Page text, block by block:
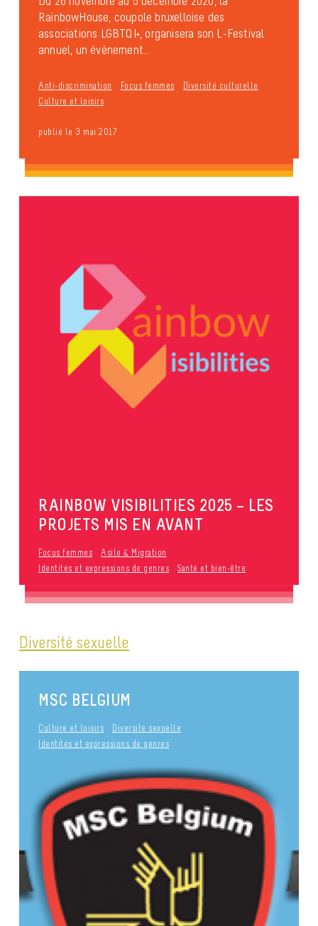
RainbowHouse, coupole bruxelloise des
associations LGBTQI+, organisera son L-Festival
annuel, un évènement...
Anti-discrimination Focus femmes
Diversité culturelle
Culture et loisirs
publié le 3 mai 2017
RAINBOW VISIBILITIES 2025 – LES
PROJETS MIS EN AVANT
Focus femmes
Asile & Migration
Identités et expressions de genres
Santé et bien-être
Diversité sexuelle
MSC BELGIUM
Culture et loisirs
Diversité sexuelle
Identités et expressions de genres